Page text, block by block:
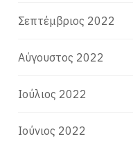
Σεπτέμβριος 2022
Αύγουστος 2022
Ιούλιος 2022
Ιούνιος 2022